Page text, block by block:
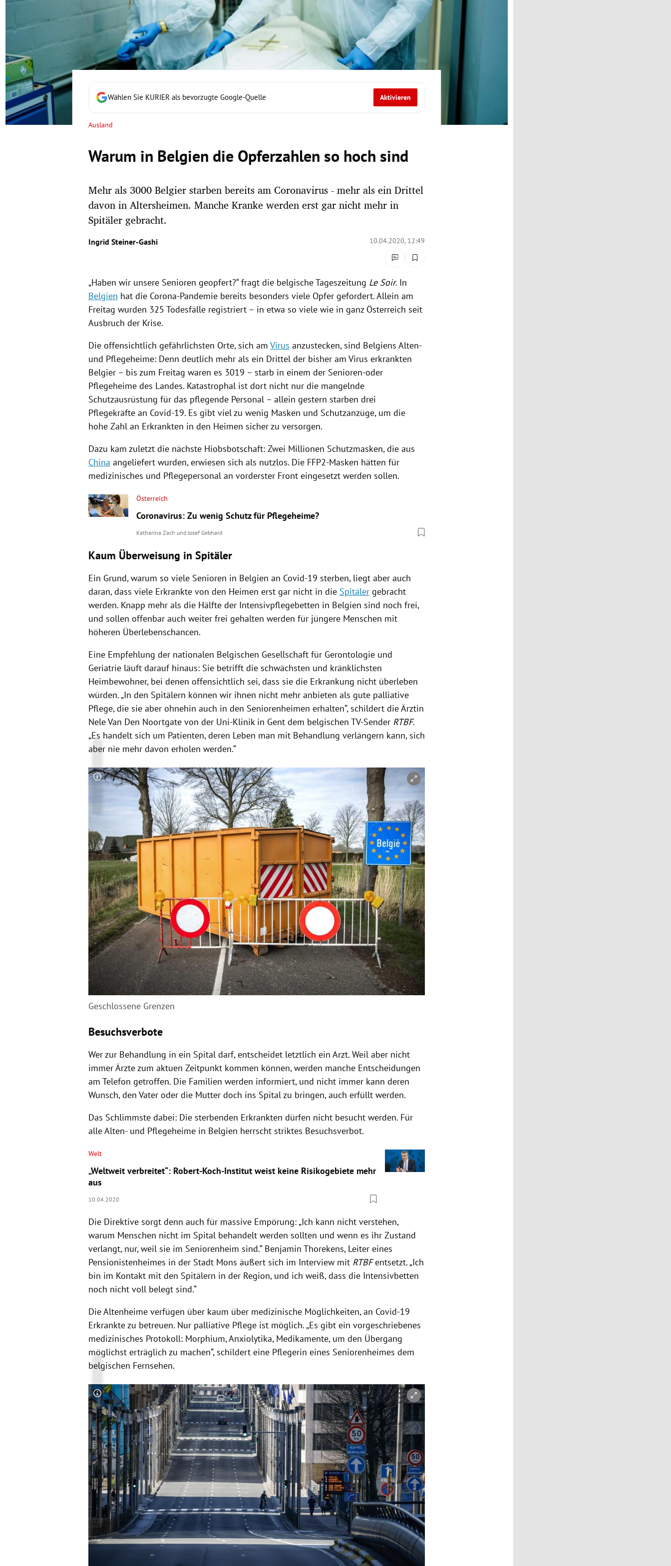
Untermenü
Untermenü
Untermenü
Untermenü
Wählen Sie KURIER als bevorzugte Google-Quelle Aktivieren
Ausland
Warum in Belgien die Opferzahlen so hoch sind
Mehr als 3000 Belgier starben bereits am Coronavirus - mehr als ein Drittel
davon in Altersheimen. Manche Kranke werden erst gar nicht mehr in
Spitäler gebracht.
Ingrid Steiner-Gashi 10.04.2020, 12:49
„Haben wir unsere Senioren geopfert?“ fragt die belgische Tageszeitung Le Soir. In
Belgien hat die Corona-Pandemie bereits besonders viele Opfer gefordert. Allein am
Freitag wurden 325 Todesfälleregistriert – in etwa so viele wie in ganz Österreich seit
Ausbruch der Krise.
Die offensichtlich gefährlichsten Orte, sich am Virus anzustecken, sind Belgiens Alten-
und Pflegeheime: Denn deutlich mehr als ein Drittel der bisher am Virus erkrankten
Belgier – bis zum Freitag waren es 3019 – starb in einem der Senioren-oder
Pflegeheime des Landes. Katastrophal ist dort nicht nur die mangelnde
Schutzausrüstung für das pflegende Personal – allein gestern starben drei
Pflegekräfte an Covid-19. Es gibt viel zu wenig Masken und Schutzanzüge, um die
hohe Zahl an Erkrankten in den Heimen sicher zu versorgen.
Dazu kam zuletzt die nächste Hiobsbotschaft: Zwei Millionen Schutzmasken, die aus
China angeliefert wurden, erwiesen sich als nutzlos. Die FFP2-Masken hätten für
medizinisches und Pflegepersonal an vorderster Front eingesetzt werden sollen.
Österreich
Coronavirus: Zu wenig Schutz für Pflegeheime?
Katharina Zach und Josef Gebhard
Kaum Überweisung in Spitäler
Ein Grund, warum so viele Senioren in Belgien an Covid-19 sterben, liegt aber auch
daran, dass viele Erkrankte von den Heimen erst gar nicht in die Spitälergebracht
werden. Knapp mehr als die Hälfte der Intensivpflegebetten in Belgien sind noch frei,
und sollen offenbar auch weiter frei gehalten werden für jüngere Menschen mit
höheren Überlebenschancen.
Eine Empfehlung der nationalen Belgischen Gesellschaft für Gerontologie und
Geriatrie läuft darauf hinaus: Sie betrifft die schwächsten und kränklichsten
Heimbewohner, bei denen offensichtlich sei, dass sie die Erkrankung nicht überleben
würden. „In den Spitälern können wir ihnen nicht mehr anbieten als gute palliative
Pflege, die sie aber ohnehin auch in den Seniorenheimen erhalten“, schildert die Ärztin
Nele Van Den Noortgate von der Uni-Klinik in Gent dem belgischen TV-Sender RTBF.
„Es handelt sich um Patienten, deren Leben man mit Behandlung verlängern kann, sich
aber nie mehr davon erholen werden.“
Copyright-Hinweis öffnen/schließen
Geschlossene Grenzen
Besuchsverbote
Wer zur Behandlung in ein Spitaldarf, entscheidet letztlich ein Arzt. Weil aber nicht
immer Ärzte zum aktuen Zeitpunkt kommen können, werden manche Entscheidungen
am Telefon getroffen. Die Familien werden informiert, und nicht immer kann deren
Wunsch, den Vater oder die Mutter doch ins Spitalzu bringen, auch erfüllt werden.
Das Schlimmste dabei: Die sterbenden Erkrankten dürfen nicht besucht werden. Für
alle Alten- und Pflegeheime in Belgien herrscht striktes Besuchsverbot.
Welt
„Weltweit verbreitet“: Robert-Koch-Institut weist keine Risikogebiete mehr
aus
10.04.2020
Die Direktive sorgt denn auch für massive Empörung: „Ich kann nicht verstehen,
warum Menschen nicht im Spitalbehandelt werden sollten und wenn es ihr Zustand
verlangt, nur, weil sie im Seniorenheim sind.“ Benjamin Thorekens, Leiter eines
Pensionistenheimes in der Stadt Mons äußert sich im Interview mit RTBFentsetzt. „Ich
bin im Kontakt mit den Spitälern in der Region, und ich weiß, dass die Intensivbetten
noch nicht voll belegt sind.“
Die Altenheime verfügen über kaum über medizinische Möglichkeiten, an Covid-19
Erkrankte zu betreuen. Nur palliative Pflege ist möglich. „Es gibt ein vorgeschriebenes
medizinisches Protokoll: Morphium, Anxiolytika, Medikamente, um den Übergang
möglichst erträglich zu machen“, schildert eine Pflegerin eines Seniorenheimes dem
belgischen Fernsehen.
Copyright-Hinweis öffnen/schließen